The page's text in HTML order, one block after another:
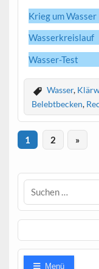
Krieg um Wasser
Wasserkreislauf
Wasser-Test
Wasser,
Belebtbecken,
1 2 »
Menü